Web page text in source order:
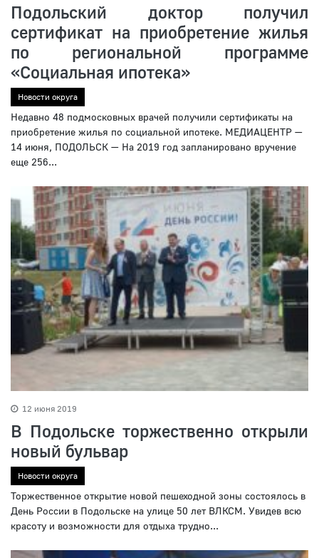
Подольский доктор получил
сертификат на приобретение жилья
по региональной программе
«Социальная ипотека»
Новости округа
Недавно 48 подмосковных врачей получили сертификаты на
приобретение жилья по социальной ипотеке. МЕДИАЦЕНТР —
14 июня, ПОДОЛЬСК — На 2019 год запланировано вручение
еще 256...
12 июня 2019
В Подольске торжественно открыли
новый бульвар
Новости округа
Торжественное открытие новой пешеходной зоны состоялось в
День России в Подольске на улице 50 лет ВЛКСМ. Увидев всю
красоту и возможности для отдыха трудно...